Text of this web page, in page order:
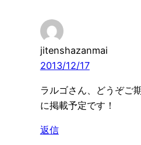
jitenshazanmai
2013/12/17
ラルゴさん、どうぞご
に掲載予定です！
返信